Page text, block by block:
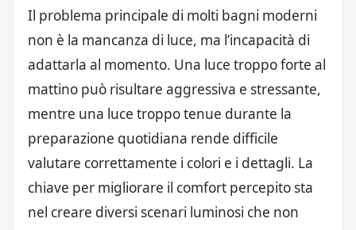
Il problema principale di molti bagni moderni
non è la mancanza di luce, ma l’incapacità di
adattarla al momento. Una luce troppo forte al
mattino può risultare aggressiva e stressante,
mentre una luce troppo tenue durante la
preparazione quotidiana rende difficile
valutare correttamente i colori e i dettagli. La
chiave per migliorare il comfort percepito sta
nel creare diversi scenari luminosi che non